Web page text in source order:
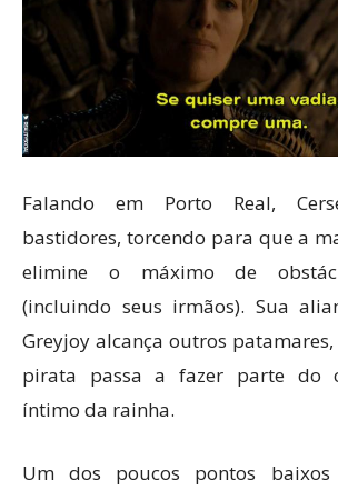
Falando em Porto Real,
bastidores, torcendo para que a
elimine o máximo de
(incluindo seus irmãos). Sua
Greyjoy alcança outros
pirata passa a fazer parte do
íntimo da rainha.
Um dos poucos pontos